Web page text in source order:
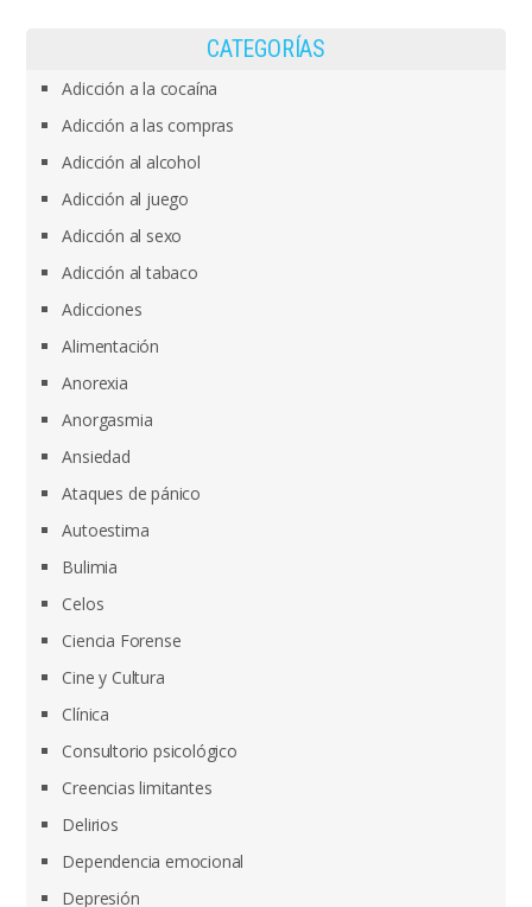
CATEGORÍAS
Adicción a la cocaína
Adicción a las compras
Adicción al alcohol
Adicción al juego
Adicción al sexo
Adicción al tabaco
Adicciones
Alimentación
Anorexia
Anorgasmia
Ansiedad
Ataques de pánico
Autoestima
Bulimia
Celos
Ciencia Forense
Cine y Cultura
Clínica
Consultorio psicológico
Creencias limitantes
Delirios
Dependencia emocional
Depresión